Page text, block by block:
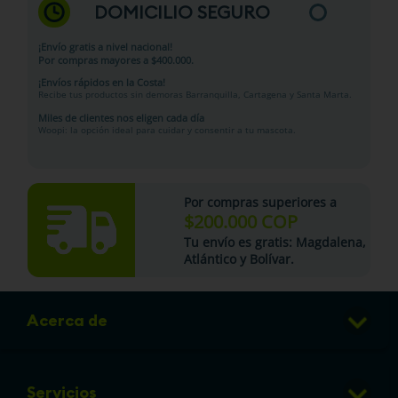
DOMICILIO SEGURO
¡Envío gratis a nivel nacional!
Por compras mayores a $400.000.
¡Envíos rápidos en la Costa!
Recibe tus productos sin demoras Barranquilla, Cartagena y Santa Marta.
Miles de clientes nos eligen cada día
Woopi: la opción ideal para cuidar y consentir a tu mascota.
Por compras superiores a
$200.000 COP
Tu envío es gratis: Magdalena,
Atlántico y Bolívar.
Acerca de
Club de Puntos
Servicios